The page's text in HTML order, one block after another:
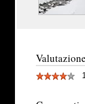
Valutazione